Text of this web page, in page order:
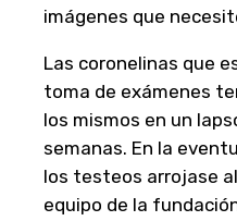
imágenes que
Las coronelinas que
toma de exámenes
los mismos en un
semanas. En la
los testeos arrojase
equipo de la